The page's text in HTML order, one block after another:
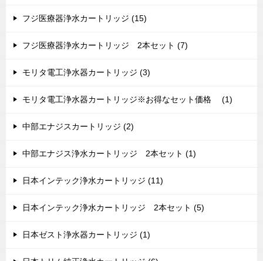
フジ医療器浄水カートリッジ (15)
フジ医療器浄水カートリッジ 2本セット (7)
モリタ電工浄水器カートリッジ (3)
モリタ電工浄水器カートリッジ※お得なセット価格 (1)
中部エナジスカートリッジ (2)
中部エナジス浄水カートリッジ 2本セット (1)
日本インテック浄水カートリッジ (11)
日本インテック浄水カートリッジ 2本セット (5)
日本ゼスト浄水器カートリッジ (1)